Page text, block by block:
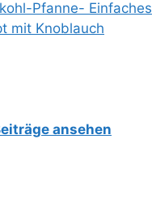
Pfanne- Einfaches
mit Knoblauch
ansehen